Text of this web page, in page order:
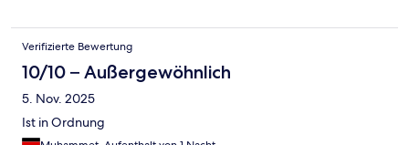
Verifizierte Bewertung
10/10 – Außergewöhnlich
5. Nov. 2025
Ist in Ordnung